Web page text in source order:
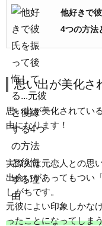
他好きで
4つの方法
思い出が美化さ
思い出が美化されてい
由になります！
実際人は元恋人との思
出会いがあってもつい
しがちです。
元彼によい印象しかな
ったことになってしま